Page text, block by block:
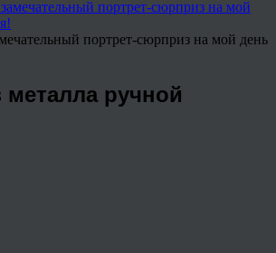
портрет-сюрприз на мой день
металла ручной